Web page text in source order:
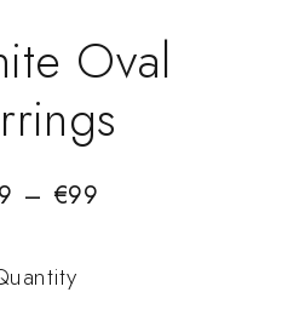
Oval
– €99